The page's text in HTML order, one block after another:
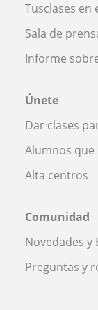
Tusclases en
Sala de
Informe
Únete
Dar clases
Alumnos
Alta centros
Comunidad
Novedades y
Preguntas y